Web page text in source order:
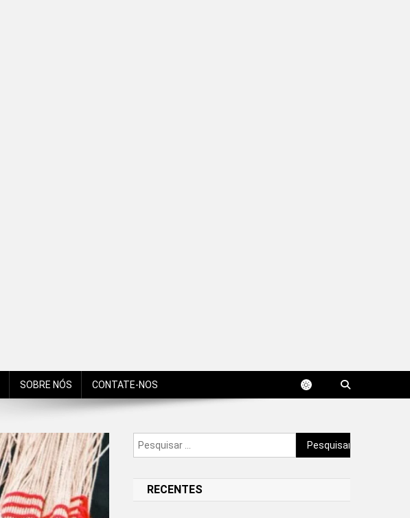
SOBRE NÓS CONTATE-NOS
Pesquisar
por:
RECENTES